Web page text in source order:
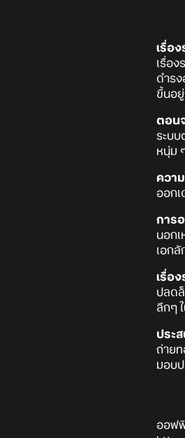
เรื่อง
เรื่อ
ดำร
ขึ้นอ
ตอน
ระบ
หนุ่ม
ควา
ออกเ
การ
นอก
เอก
เรื่อ
ปลด
ลึกๆ
ประ
ถ่ายท
มอบ
ออฟฟิ